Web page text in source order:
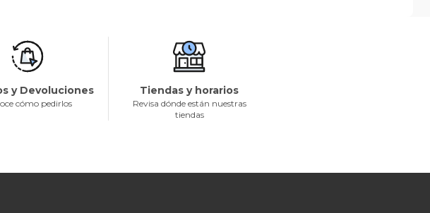
y Devoluciones
cómo pedirlos
Tiendas y horarios
Revisa dónde están nuestras
tiendas